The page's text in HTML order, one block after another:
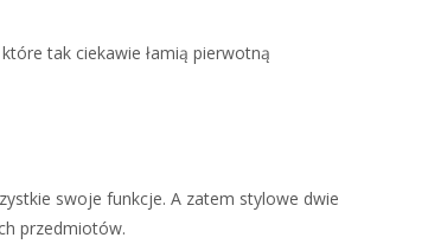
tak ciekawie łamią pierwotną
swoje funkcje. A zatem stylowe dwie
przedmiotów.